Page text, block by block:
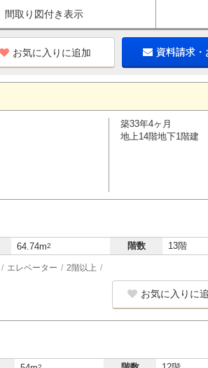
間取り図付き表示
お気に入りに追加 資料請求
築33年4ヶ月
地上14階地下1階建
64.74m2 階数 13階
エレベーター 2階以上
お気に入りに